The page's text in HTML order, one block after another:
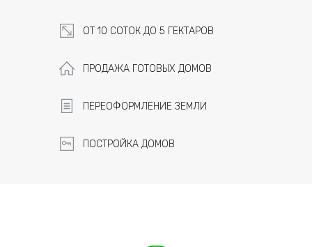
ОТ 10 СОТОК ДО 5 ГЕКТАРОВ
ПРОДАЖА ГОТОВЫХ ДОМОВ
ПЕРЕОФОРМЛЕНИЕ ЗЕМЛИ
ПОСТРОЙКА ДОМОВ